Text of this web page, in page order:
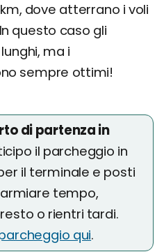
km, dove atterrano i voli
questo caso gli
ma i
sempre ottimi!
di partenza in
il parcheggio in
il terminale e posti
tempo,
o rientri tardi.
qui.